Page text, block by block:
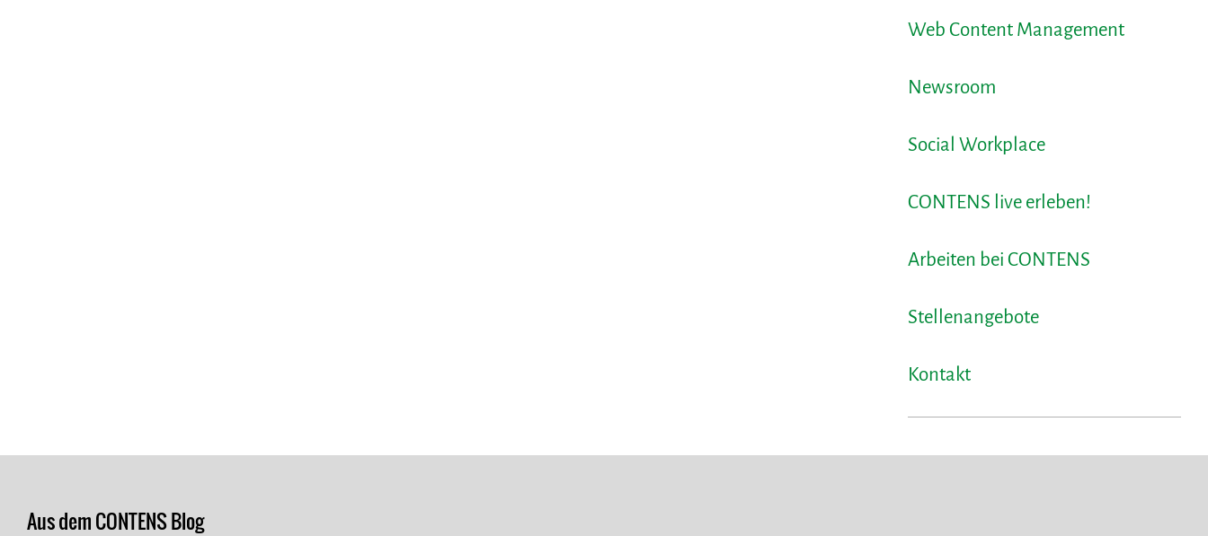
Web Content Management
Newsroom
Social Workplace
CONTENS live erleben!
Arbeiten bei CONTENS
Stellenangebote
Kontakt
Aus dem CONTENS Blog